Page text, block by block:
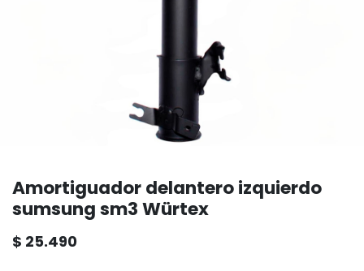
Amortiguador delantero izquierdo
sumsung sm3 Würtex
$ 25.490